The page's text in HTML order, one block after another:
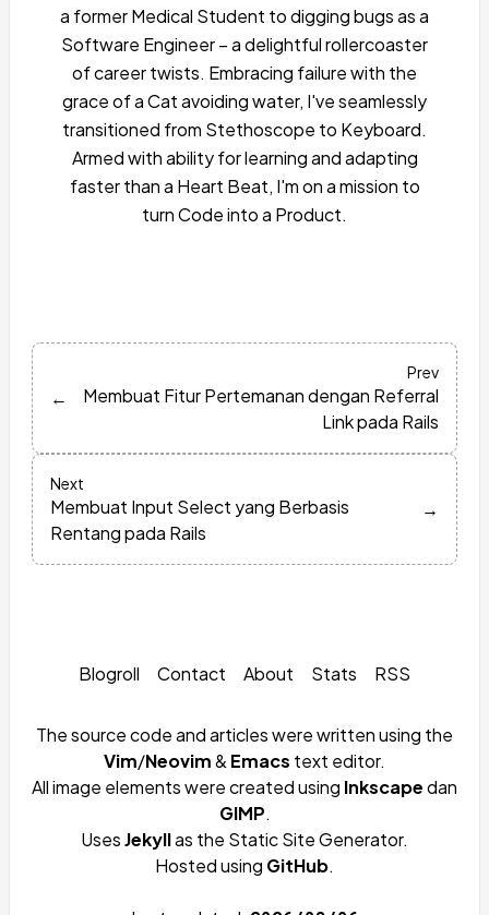
a former Medical Student to digging bugs as a
Software Engineer – a delightful rollercoaster
of career twists. Embracing failure with the
grace of a Cat avoiding water, I've seamlessly
transitioned from Stethoscope to Keyboard.
Armed with ability for learning and adapting
faster than a Heart Beat, I'm on a mission to
turn Code into a Product.
←
Prev
Membuat Fitur Pertemanan dengan Referral
Link pada Rails
Next
Membuat Input Select yang Berbasis
Rentang pada Rails
→
Blogroll Contact About Stats RSS
The source code and articles were written using the
Vim/Neovim& Emacs text editor.
All image elements were created using Inkscapedan
GIMP.
UsesJekyllas the Static Site Generator.
Hosted using GitHub.